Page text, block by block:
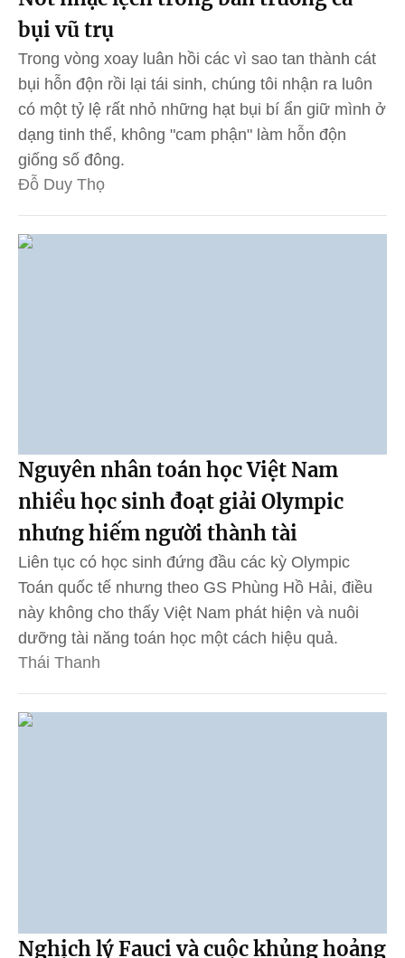
bụi vũ trụ
Trong vòng xoay luân hồi các vì sao tan thành cát
bụi hỗn độn rồi lại tái sinh, chúng tôi nhận ra luôn
có một tỷ lệ rất nhỏ những hạt bụi bí ẩn giữ mình ở
dạng tinh thể, không "cam phận" làm hỗn độn
giống số đông.
Đỗ Duy Thọ
Nguyên nhân toán học Việt Nam
nhiều học sinh đoạt giải Olympic
nhưng hiếm người thành tài
Liên tục có học sinh đứng đầu các kỳ Olympic
Toán quốc tế nhưng theo GS Phùng Hồ Hải, điều
này không cho thấy Việt Nam phát hiện và nuôi
dưỡng tài năng toán học một cách hiệu quả.
Thái Thanh
Nghịch lý Fauci và cuộc khủng hoảng